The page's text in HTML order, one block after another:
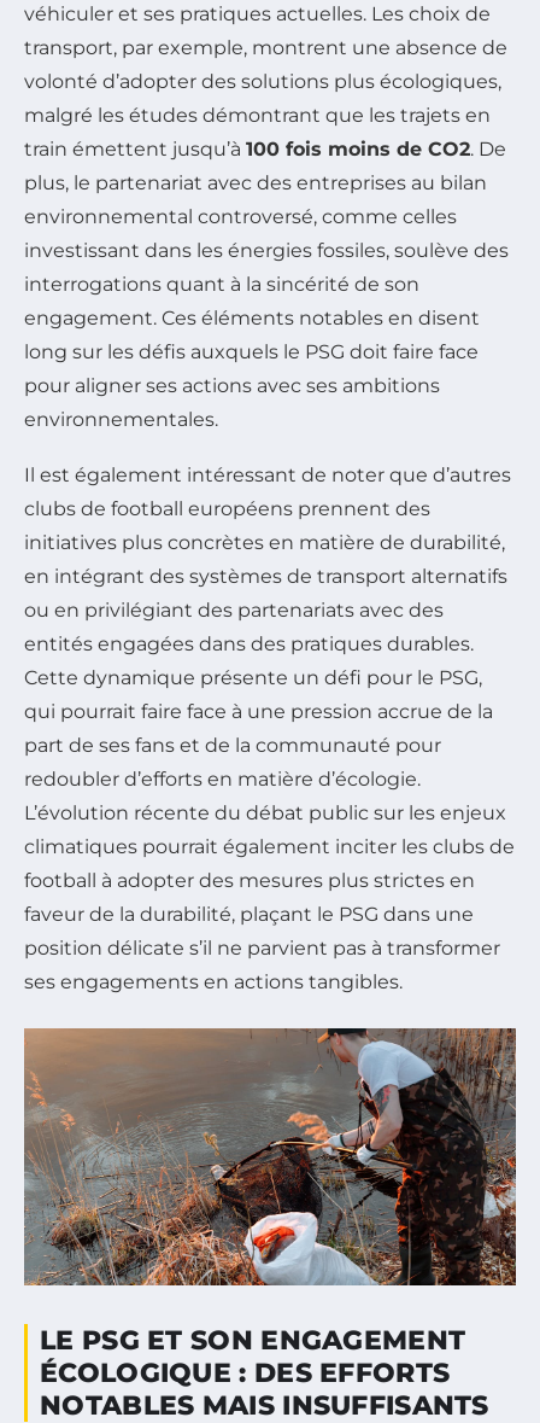
véhiculer et ses pratiques actuelles. Les choix de
transport, par exemple, montrent une absence de
volonté d’adopter des solutions plus écologiques,
malgré les études démontrant que les trajets en
train émettent jusqu’à 100 fois moins de CO2. De
plus, le partenariat avec des entreprises au bilan
environnemental controversé, comme celles
investissant dans les énergies fossiles, soulève des
interrogations quant à la sincérité de son
engagement. Ces éléments notables en disent
long sur les défis auxquels le PSG doit faire face
pour aligner ses actions avec ses ambitions
environnementales.
Il est également intéressant de noter que d’autres
clubs de football européens prennent des
initiatives plus concrètes en matière de durabilité,
en intégrant des systèmes de transport alternatifs
ou en privilégiant des partenariats avec des
entités engagées dans des pratiques durables.
Cette dynamique présente un défi pour le PSG,
qui pourrait faire face à une pression accrue de la
part de ses fans et de la communauté pour
redoubler d’efforts en matière d’écologie.
L’évolution récente du débat public sur les enjeux
climatiques pourrait également inciter les clubs de
football à adopter des mesures plus strictes en
faveur de la durabilité, plaçant le PSG dans une
position délicate s’il ne parvient pas à transformer
ses engagements en actions tangibles.
LE PSG ET SON ENGAGEMENT
ÉCOLOGIQUE : DES EFFORTS
NOTABLES MAIS INSUFFISANTS